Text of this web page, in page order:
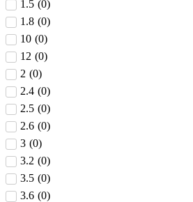
1.5 (0)
1.8 (0)
10 (0)
12 (0)
2 (0)
2.4 (0)
2.5 (0)
2.6 (0)
3 (0)
3.2 (0)
3.5 (0)
3.6 (0)